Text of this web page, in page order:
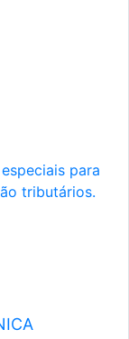
para
tributários.